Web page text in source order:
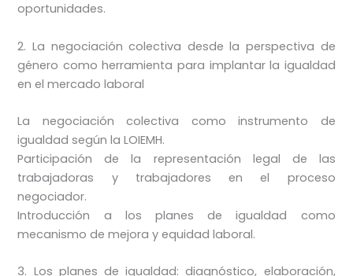
oportunidades.
2. La negociación colectiva desde la perspectiva de
género como herramienta para implantar la igualdad
en el mercado laboral
La negociación colectiva como instrumento de
igualdad según la LOIEMH.
Participación de la representación legal de las
trabajadoras y trabajadores en el proceso
negociador.
Introducción a los planes de igualdad como
mecanismo de mejora y equidad laboral.
3. Los planes de igualdad: diagnóstico, elaboración,